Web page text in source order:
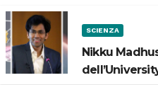
SCIENZA
Nikku